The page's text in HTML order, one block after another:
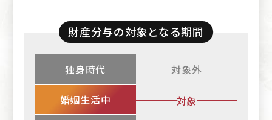
財産分与の対象となる期間
独身時代 対象外
婚姻生活中
対象